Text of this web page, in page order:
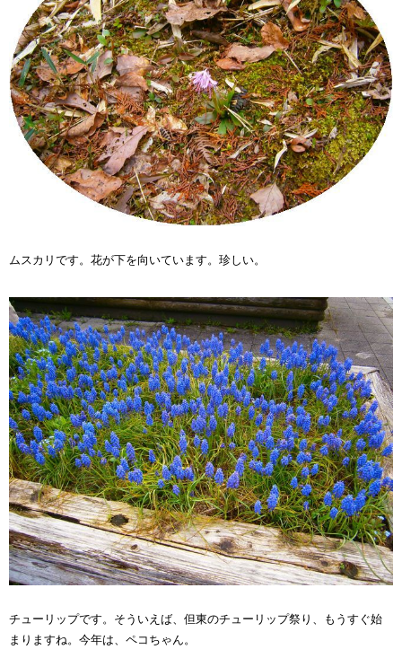
ムスカリです。花が下を向いています。珍しい。
チューリップです。そういえば、但東のチューリップ祭り、もうすぐ始
まりますね。今年は、ペコちゃん。